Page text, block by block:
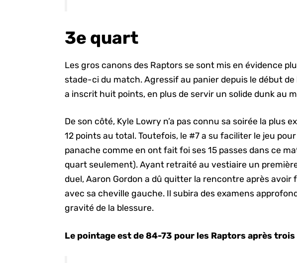
3e quart
Les gros canons des Raptors se sont mis en évidence
stade-ci du match. Agressif au panier depuis le début de
a inscrit huit points, en plus de servir un solide dunk au
De son côté, Kyle Lowry n’a pas connu sa soirée la plus
12 points au total. Toutefois, le #7 a su faciliter le jeu
panache comme en ont fait foi ses 15 passes dans ce
quart seulement). Ayant retraité au vestiaire un
duel, Aaron Gordon a dû quitter la rencontre après
avec sa cheville gauche. Il subira des examens
gravité de la blessure.
Le pointage est de 84-73 pour les Raptors après